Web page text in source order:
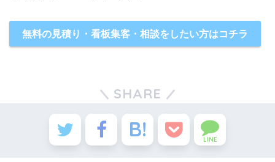
無料の見積り・看板集客・相談をしたい方はコチラ
SHARE
LINE